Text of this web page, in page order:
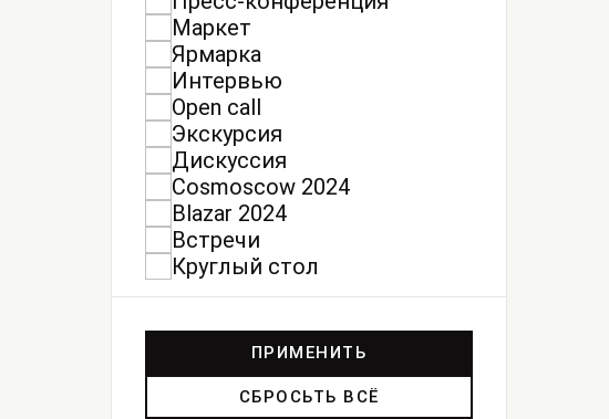
Маркет
Ярмарка
Интервью
Open call
Экскурсия
Дискуссия
Cosmoscow 2024
Blazar 2024
Встречи
Круглый стол
ПРИМЕНИТЬ
СБРОСЬТЬ ВСЁ